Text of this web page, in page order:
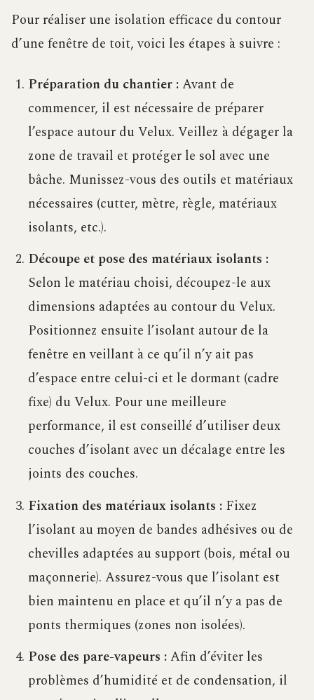
Pour réaliser une isolation efficace du contour
d’une fenêtre de toit, voici les étapes à suivre :
Préparation du chantier :Avant de
commencer, il est nécessaire de préparer
l’espace autour du Velux. Veillez à dégager la
zone de travail et protéger le sol avec une
bâche. Munissez-vous des outils et matériaux
nécessaires (cutter, mètre, règle, matériaux
isolants, etc.).
Découpe et pose des matériaux isolants :
Selon le matériau choisi, découpez-le aux
dimensions adaptées au contour du Velux.
Positionnez ensuite l’isolant autour de la
fenêtre en veillant à ce qu’il n’y ait pas
d’espace entre celui-ci et le dormant (cadre
fixe) du Velux. Pour une meilleure
performance, il est conseillé d’utiliser deux
couches d’isolant avec un décalage entre les
joints des couches.
Fixation des matériaux isolants : Fixez
l’isolant au moyen de bandes adhésives ou de
chevilles adaptées au support (bois, métal ou
maçonnerie). Assurez-vous que l’isolant est
bien maintenu en place et qu’il n’y a pas de
ponts thermiques (zones non isolées).
Pose des pare-vapeurs :Afin d’éviter les
problèmes d’humidité et de condensation, il